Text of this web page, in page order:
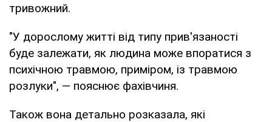
тривожний.
"У дорослому житті від типу прив'язаності
буде залежати, як людина може впоратися з
психічною травмою, приміром, із травмою
розлуки", — пояснює фахівчиня.
Також вона детально розказала, які